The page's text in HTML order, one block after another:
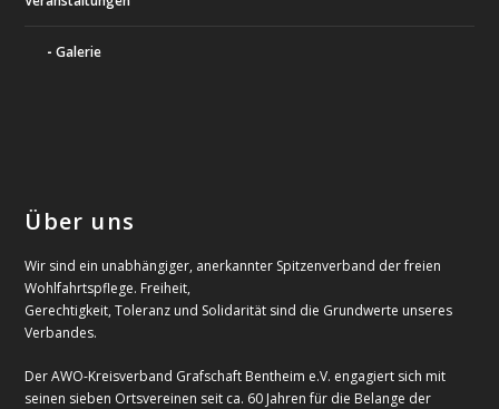
Galerie
Über uns
Wir sind ein unabhängiger, anerkannter Spitzenverband der freien
Wohlfahrtspflege. Freiheit,
Gerechtigkeit, Toleranz und Solidarität sind die Grundwerte unseres
Verbandes.
Der AWO-Kreisverband Grafschaft Bentheim e.V. engagiert sich mit
seinen sieben Ortsvereinen seit ca. 60 Jahren für die Belange der